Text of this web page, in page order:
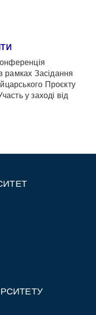
рамках Засідання
Проєкту
у заході від